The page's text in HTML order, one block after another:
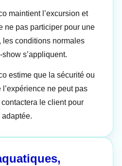
maintient l’excursion et
ne pas participer pour une
les conditions normales
s’appliquent.
estime que la sécurité ou
ne peut pas
le client pour